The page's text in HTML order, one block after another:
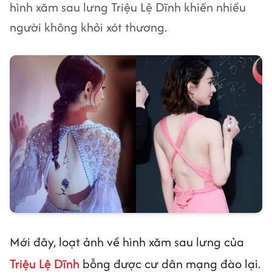
hình xăm sau lưng Triệu Lệ Dĩnh khiến nhiều
người không khỏi xót thương.
Mới đây, loạt ảnh về hình xăm sau lưng của
Triệu Lệ Dĩnh bỗng được cư dân mạng đào lại.